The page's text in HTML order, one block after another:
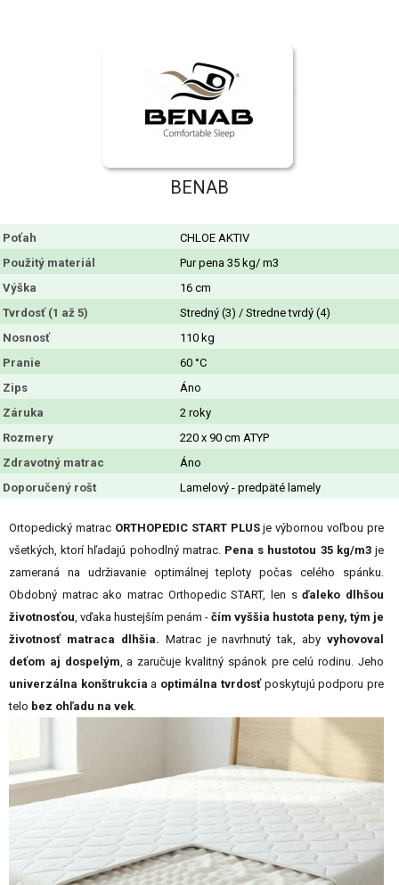
BENAB
Poťah
CHLOE AKTIV
Použitý materiál
Pur pena 35 kg/ m3
Výška
16 cm
Tvrdosť (1 až 5)
Stredný (3) / Stredne tvrdý (4)
Nosnosť
110 kg
Pranie
60 °C
Zips
Áno
Záruka
2 roky
Rozmery
220 x 90 cm ATYP
Zdravotný matrac
Áno
Doporučený rošt
Lamelový - predpäté lamely
Ortopedický matrac ORTHOPEDIC START PLUSje výbornou voľbou pre
všetkých, ktorí hľadajú pohodlný matrac. Pena s hustotou 35 kg/m3je
zameraná na udržiavanie optimálnej teploty počas celého spánku.
Obdobný matrac ako matrac Orthopedic START, len sďaleko dlhšou
životnosťou, vďaka hustejším penám - čím vyššia hustota peny, tým je
životnosť matraca dlhšia. Matrac je navrhnutý tak, aby vyhovoval
deťom aj dospelým, a zaručuje kvalitný spánok pre celú rodinu. Jeho
univerzálna konštrukcia a optimálna tvrdosťposkytujú podporu pre
telo bez ohľadu na vek.